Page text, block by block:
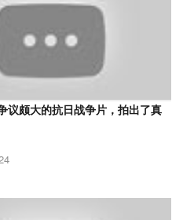
议颇大的抗日战争片，拍出了真